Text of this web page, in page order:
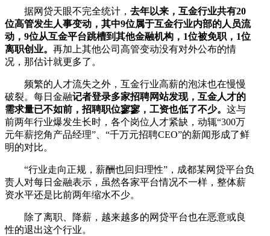
据网贷天眼不完全统计， 去年以来，互金行业共有20
位高管发生人事变动，其中9位属于互金行业内部的人员流
动，9位从互金平台跳槽到其他金融机构，1位被免职，1位
离职创业。 再加上其他公司高管变动没有对外公布的情
况，那估计就更多了。
频繁的人才流失之外，互金行业高薪的泡沫也在慢慢
破裂。每日金融记者登录多家招聘网站发现，互金人才的
需求量已不如前，招聘职位寥寥，工资也低了不少。 这与
前两年行业爆发生长时，各个岗位人才紧缺，动辄“300万
元年薪挖角产品经理”、“千万元招聘CEO”的新闻形成了鲜
明的对比。
“行业走向正规，薪酬也回归理性”，成都某网贷平台负
责人对每日金融表示，虽然各家平台情况不一样，整体薪
资水平还是比前两年缩水不少。
除了离职、降薪，越来越多的网贷平台也在恶意或良
性的退出这个行业。